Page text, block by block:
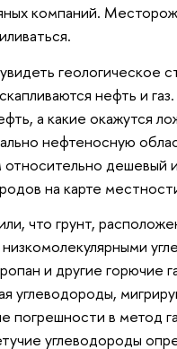
компаний.
геологическое
нефть и
а какие окажутся
нефтеносную
относительно дешевый
на карте
что грунт,
и другие горючие
углеводороды,
погрешности в метод
углеводороды